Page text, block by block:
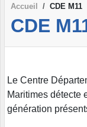
Accueil CDE M11
CDE
Le Centre
Maritimes détecte
génération